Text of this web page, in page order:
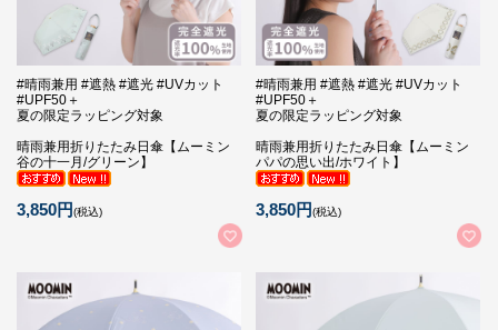
#晴雨兼用 #遮熱 #遮光 #UVカット
#UPF50＋
夏の限定ラッピング対象
晴雨兼用折りたたみ日傘【ムーミン
谷の十一月/グリーン】
3,850円(税込)
#晴雨兼用 #遮熱 #遮光 #UVカット
#UPF50＋
夏の限定ラッピング対象
晴雨兼用折りたたみ日傘【ムーミン
パパの思い出/ホワイト】
3,850円(税込)